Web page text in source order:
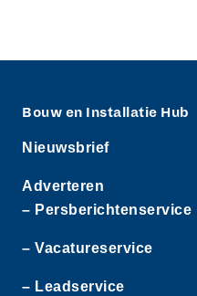
Bouw en Installatie Hub
Nieuwsbrief
Adverteren
– Persberichtenservice
– Vacatureservice
– Leadservice